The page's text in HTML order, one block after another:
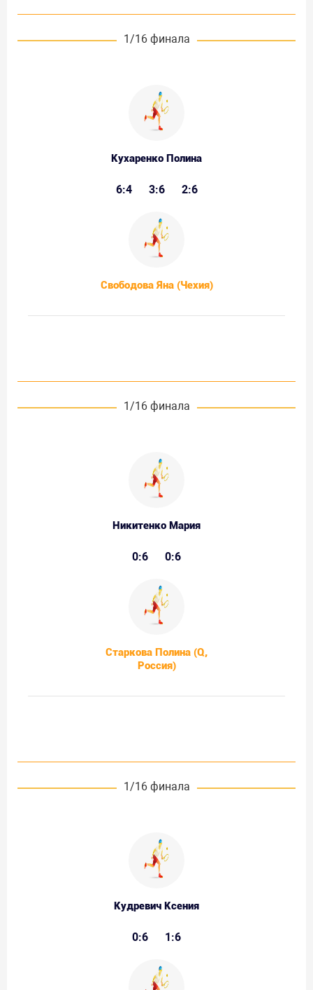
1/16 финала
Кухаренко Полина
6:4 3:6 2:6
Свободова Яна (Чехия)
1/16 финала
Никитенко Мария
0:6 0:6
Старкова Полина (Q,
Россия)
1/16 финала
Кудревич Ксения
0:6 1:6